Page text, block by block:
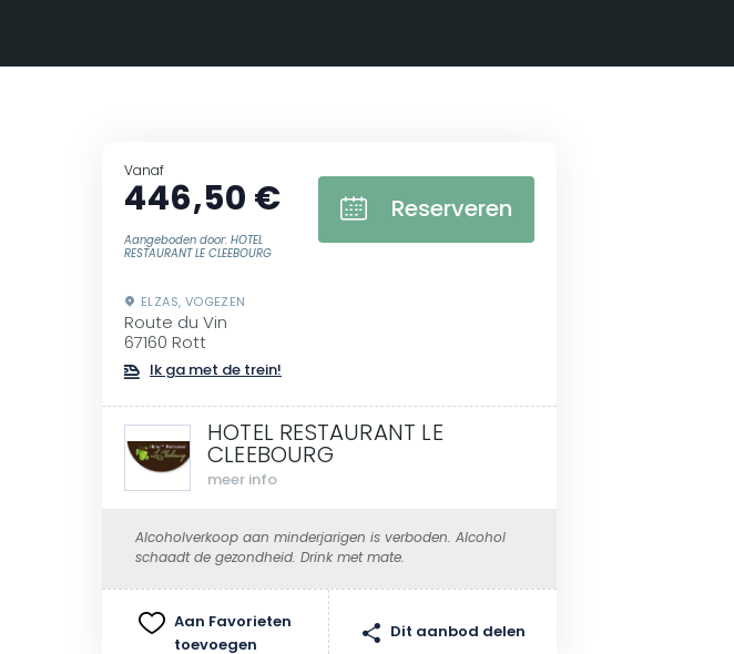
Vanaf
446,50 €
Aangeboden door: HOTEL
RESTAURANT LE CLEEBOURG
Reserveren
ELZAS, VOGEZEN
Route du Vin
67160 Rott
Ik ga met de trein!
HOTEL RESTAURANT LE
CLEEBOURG
meer info
Alcoholverkoop aan minderjarigen is verboden. Alcohol
schaadt de gezondheid. Drink met mate.
Aan Favorieten
toevoegen
Dit aanbod delen